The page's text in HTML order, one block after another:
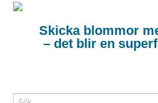
Skicka blommor
– det blir en